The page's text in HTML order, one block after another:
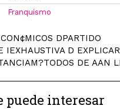
Franquismo
DPARTIDO
IEXHAUSTIVA D
DE AAN
puede interesar